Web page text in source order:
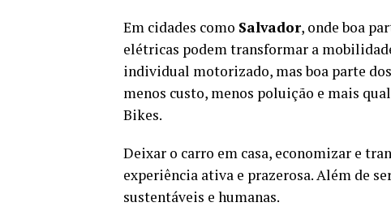
Em cidades como Salvador, onde boa
elétricas podem transformar a
individual motorizado, mas boa parte
menos custo, menos poluição e mais
Bikes.
Deixar o carro em casa, economizar e
experiência ativa e prazerosa. Além de
sustentáveis e humanas.